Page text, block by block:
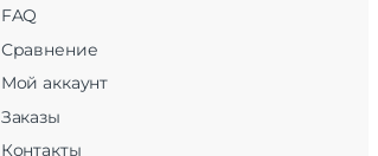
FAQ
Сравнение
Мой аккаунт
Заказы
Контакты